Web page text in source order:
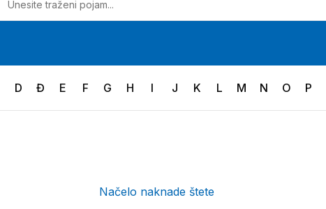
D Đ E F G H I J K L M N O P
Načelo naknade štete